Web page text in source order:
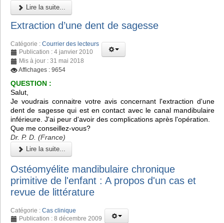
Lire la suite...
Extraction d’une dent de sagesse
Catégorie : Courrier des lecteurs
Publication : 4 janvier 2010
Mis à jour : 31 mai 2018
Affichages : 9654
QUESTION :
Salut,
Je voudrais connaitre votre avis concernant l'extraction d'une
dent de sagesse qui est en contact avec le canal mandibulaire
inférieure. J'ai peur d'avoir des complications après l'opération.
Que me conseillez-vous?
Dr. P. D. (France)
Lire la suite...
Ostéomyélite mandibulaire chronique
primitive de l'enfant : A propos d'un cas et
revue de littérature
Catégorie : Cas clinique
Publication : 8 décembre 2009